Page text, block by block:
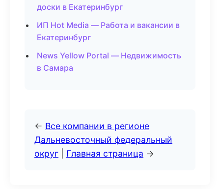
доски в Екатеринбург
ИП Hot Media — Работа и вакансии в
Екатеринбург
News Yellow Portal — Недвижимость
в Самара
← Все компании в регионе
Дальневосточный федеральный
округ
Главная страница →